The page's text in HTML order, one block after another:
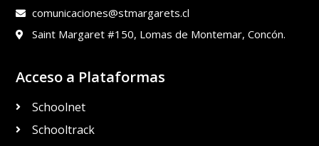
comunicaciones@stmargarets.cl
Saint Margaret #150, Lomas de Montemar, Concón.
Acceso a Plataformas
Schoolnet
Schooltrack